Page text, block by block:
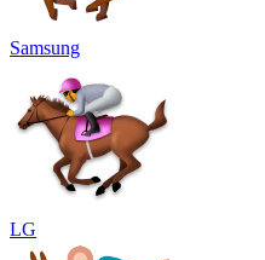
Samsung
LG